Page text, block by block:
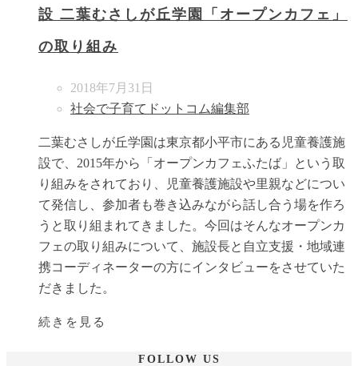
設 二葉むさしが丘学園「オープンカフェ」
の取り組み
2018年7月31日
社会で子育てドットコム編集部
二葉むさしが丘学園は東京都小平市にある児童養護施
設で、2015年から「オープンカフェふたば」という取
り組みをされており、児童養護施設や里親などについ
て発信し、参加者も巻き込みながら話し合う場を作ろ
うと取り組まれてきました。今回はそんなオープンカ
フェの取り組みについて、施設長と自立支援・地域連
携コーディネーターの方にインタビューをさせていた
だきました。
続きを見る
FOLLOW US